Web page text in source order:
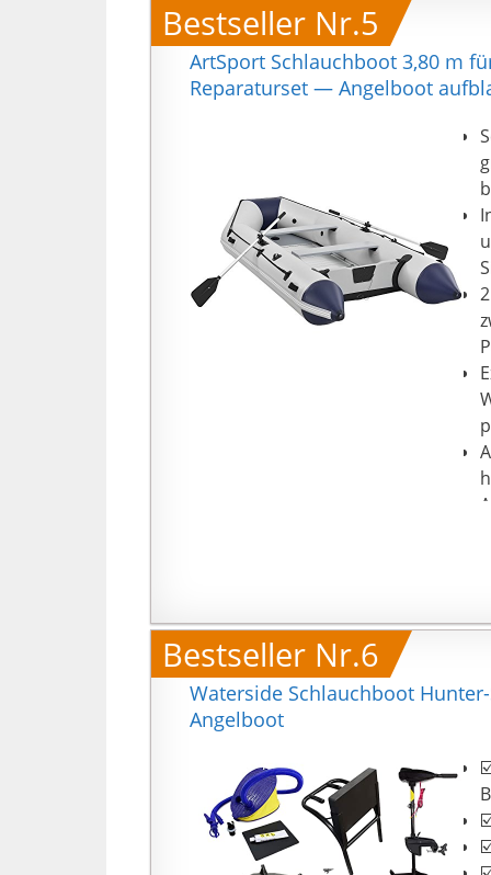
Bestseller Nr.5
ArtSport Schlauchboot 3,80 m
Reparaturset — Angelboot
Bestseller Nr.6
Waterside Schlauchboot
Angelboot